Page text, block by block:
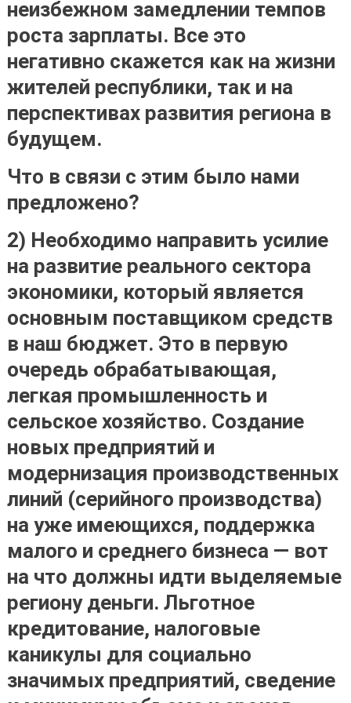
неизбежном замедлении темпов
роста зарплаты. Все это
негативно скажется как на жизни
жителей республики, так и на
перспективах развития региона в
будущем.
Что в связи с этим было нами
предложено?
2) Необходимо направить усилие
на развитие реального сектора
экономики, который является
основным поставщиком средств
в наш бюджет. Это в первую
очередь обрабатывающая,
легкая промышленность и
сельское хозяйство. Создание
новых предприятий и
модернизация производственных
линий (серийного производства)
на уже имеющихся, поддержка
малого и среднего бизнеса — вот
на что должны идти выделяемые
региону деньги. Льготное
кредитование, налоговые
каникулы для социально
значимых предприятий, сведение